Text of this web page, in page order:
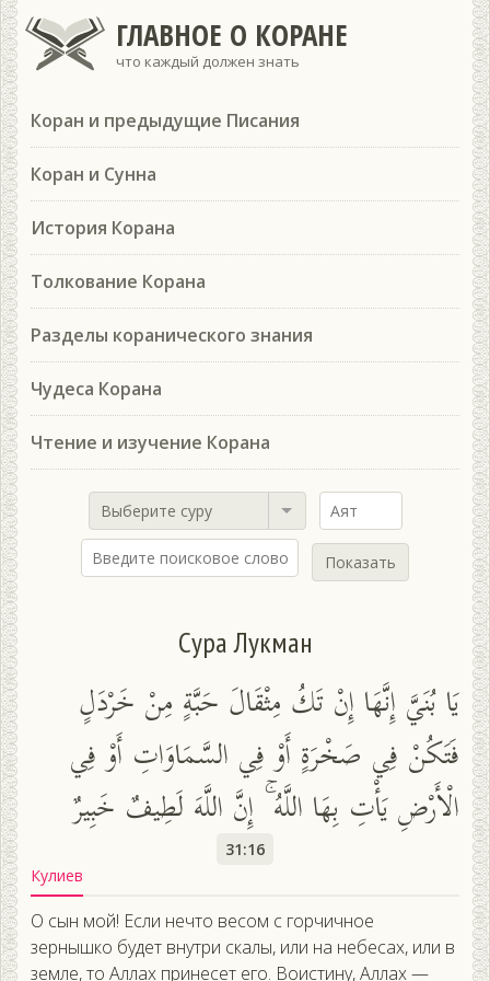
ГЛАВНОЕ О КОРАНЕ
что каждый должен знать
Коран и предыдущие Писания
Коран и Сунна
История Корана
Толкование Корана
Разделы коранического знания
Чудеса Корана
Чтение и изучение Корана
Выберите суру
Показать
Сура Лукман
يَا بُنَيَّ إِنَّهَا إِنْ تَكُ مِثْقَالَ حَبَّةٍ مِنْ خَرْدَلٍ
فَتَكُنْ فِي صَخْرَةٍ أَوْ فِي السَّمَاوَاتِ أَوْ فِي
الْأَرْضِ يَأْتِ بِهَا اللَّهُ ۚ إِنَّ اللَّهَ لَطِيفٌ خَبِيرٌ
31:16
Кулиев
О сын мой! Если нечто весом с горчичное
зернышко будет внутри скалы, или на небесах, или в
земле, то Аллах принесет его. Воистину, Аллах —